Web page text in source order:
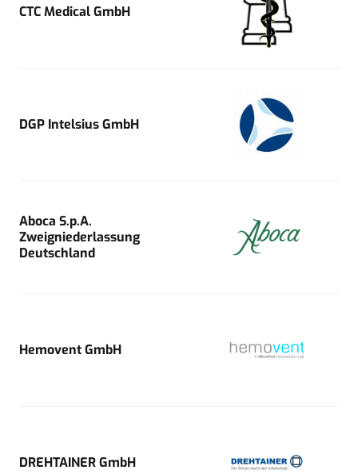
CTC Medical GmbH
DGP Intelsius GmbH
Aboca S.p.A.
Zweigniederlassung
Deutschland
Hemovent GmbH
DREHTAINER GmbH